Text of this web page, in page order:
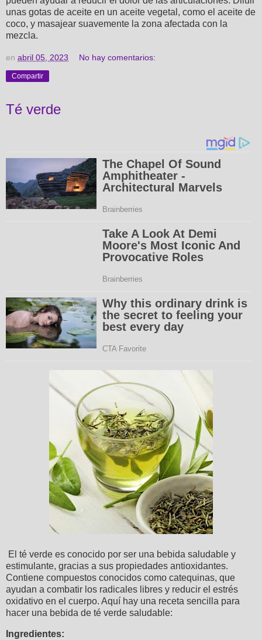
unas gotas de aceite en un aceite vegetal, como el aceite de
coco, y masajear suavemente la zona afectada con la
mezcla.
en abril 05, 2023 No hay comentarios:
Compartir
Té verde
El té verde es conocido por ser una bebida saludable y
estimulante, gracias a sus propiedades antioxidantes.
Contiene compuestos conocidos como catequinas, que
ayudan a combatir los radicales libres y reducir el estrés
oxidativo en el cuerpo. Aquí hay una receta sencilla para
hacer una bebida de té verde saludable:
Ingredientes: